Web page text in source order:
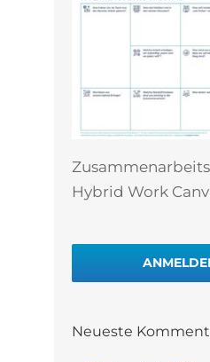
Hybrid Work
Neueste